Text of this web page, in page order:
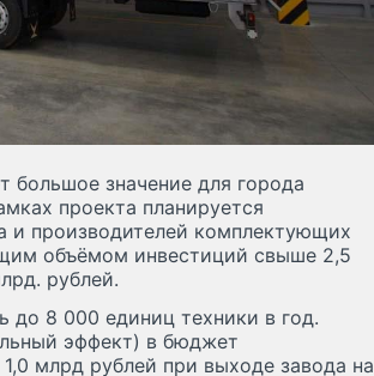
большое значение для города
проекта планируется
и производителей комплектующих
объёмом инвестиций свыше 2,5
рублей.
до 8 000 единиц техники в год.
эффект) в бюджет
млрд рублей при выходе завода на